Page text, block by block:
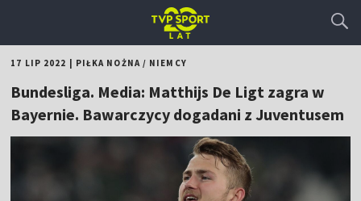
17 LIP 2022 PIŁKA NOŻNA/ NIEMCY
Bundesliga. Media: Matthijs De Ligt zagra w
Bayernie. Bawarczycy dogadani z Juventusem